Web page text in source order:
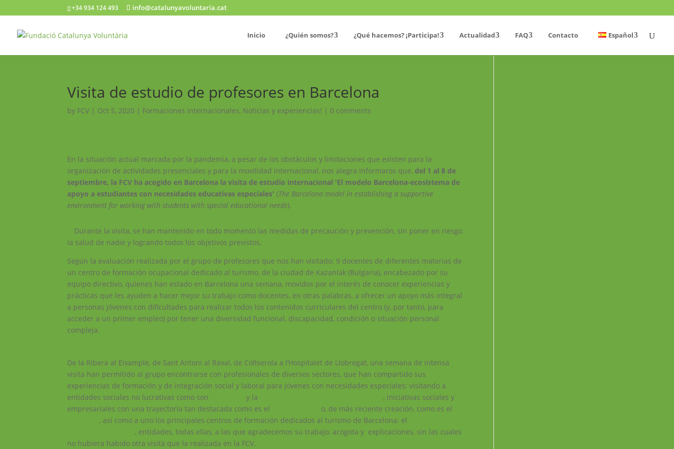
+34 934 124 493 info@catalunyavoluntaria.cat
Inicio ¿Quién somos? ¿Qué hacemos? ¡Participa! Actualidad FAQ Contacto Español
Visita de estudio de profesores en Barcelona
by FCV | Oct 5, 2020 | Formaciones internacionales, Noticias y experiencias! | 0 comments
En la situación actual marcada por la pandemia, a pesar de los obstáculos y limitaciones que existen para la
organización de actividades presenciales y para la movilidad internacional, nos alegra informaros que, del 1 al 8 de
septiembre, la FCV ha acogido en Barcelona la visita de estudio internacional 'El modelo Barcelona-ecosistema de
apoyo a estudiantes con necesidades educativas especiales'(The Barcelona model in establishing a supportive
environment for working with students with special educational needs).
Durante la visita, se han mantenido en todo momento las medidas de precaución y prevención, sin poner en riesgo
la salud de nadie y logrando todos los objetivos previstos,
Según la evaluación realizada por el grupo de profesores que nos han visitado: 9 docentes de diferentes materias de
un centro de formación ocupacional dedicado al turismo, de la ciudad de Kazanlak (Bulgaria), encabezado por su
equipo directivo, quienes han estado en Barcelona una semana, movidos por el interés de conocer experiencias y
prácticas que les ayuden a hacer mejor su trabajo como docentes, en otras palabras, a ofrecer un apoyo más integral
a personas jóvenes con dificultades para realizar todos los contenidos curriculares del centro (y, por tanto, para
acceder a un primer empleo) por tener una diversidad funcional, discapacidad, condición o situación personal
compleja.
De la Ribera al Eixample, de Sant Antoni al Raval, de Collserola a l’Hospitalet de Llobregat, una semana de intensa
visita han permitido al grupo encontrarse con profesionales de diversos sectores, que han compartido sus
experiencias de formación y de integración social y laboral para jóvenes con necesidades especiales; visitando a
entidades sociales no lucrativas como son
y la
, iniciativas sociales y
empresariales con una trayectoria tan destacada como es el
o, de más reciente creación, como es el
, así como a uno los principales centros de formación dedicados al turismo de Barcelona: el
, entidades, todas ellas, a las que agradecemos su trabajo, acogida y explicaciones, sin las cuales
no hubiera habido otra visita que la realizada en la FCV.